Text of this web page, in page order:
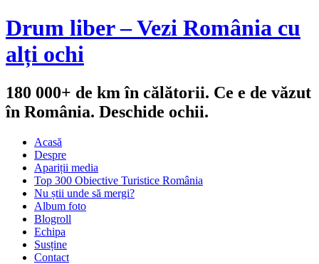
Drum liber – Vezi România cu
alți ochi
180 000+ de km în călătorii. Ce e de văzut
în România. Deschide ochii.
Acasă
Despre
Apariții media
Top 300 Obiective Turistice România
Nu știi unde să mergi?
Album foto
Blogroll
Echipa
Susține
Contact